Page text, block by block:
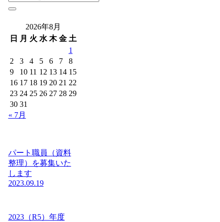
2026年8月
日
月 火 水 木 金 土
1
2
3 4 5 6 7
8
9
10 11 12 13 14 15
16 17 18 19 20 21 22
23 24 25 26 27 28 29
30 31
« 7月
パート職員（資料
整理）を募集いた
します
2023.09.19
2023（R5）年度